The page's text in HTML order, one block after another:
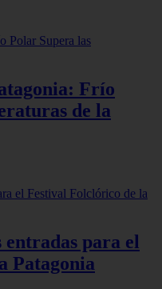
Frío
de la
entradas para el
Patagonia